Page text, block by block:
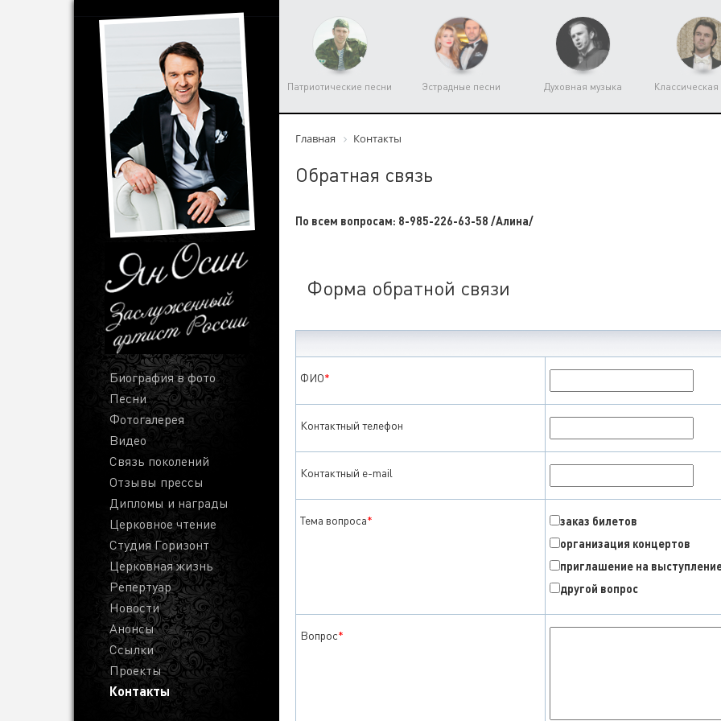
Биография в фото
Песни
Фотогалерея
Видео
Связь поколений
Отзывы прессы
Дипломы и награды
Церковное чтение
Студия Горизонт
Церковная жизнь
Репертуар
Новости
Анонсы
Ссылки
Проекты
Контакты
Патриотические песни Эстрадные песни Духовная музыка
Главная Контакты
Обратная связь
По всем вопросам: 8-985-226-63-58 /Алина/
Форма обратной связи
ФИО*
Контактный телефон
Контактный e-mail
Тема вопроса*
заказ билетов
организация концертов
приглашение на
другой вопрос
Вопрос*